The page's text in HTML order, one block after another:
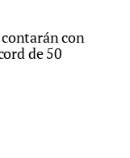
con
de 50